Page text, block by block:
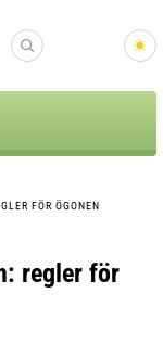
FÖR ÖGONEN
regler för